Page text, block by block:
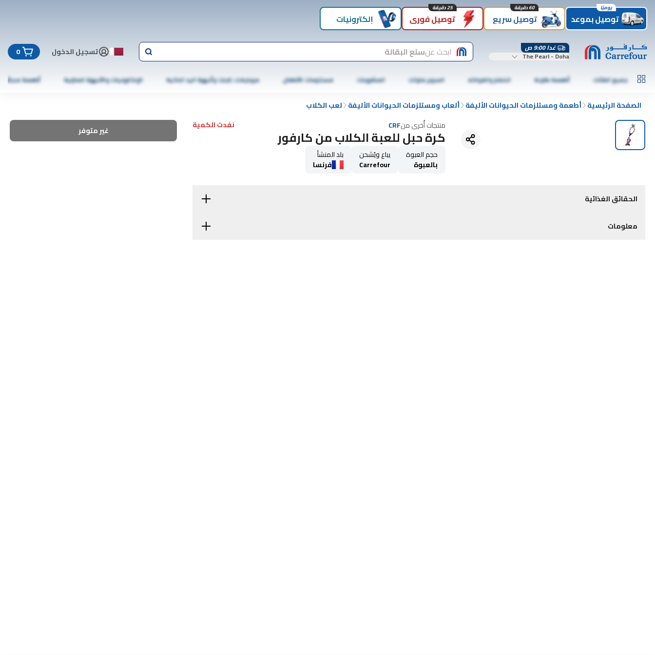
توصيل بموعد
يوميًا
توصيل سريع
60 دقيقة
توصيل فوري
25 دقيقة
إلكترونيات
غدا 9:00 ص
The Pearl - Doha ابحث عنسلع البقالة تسجيل الدخول 0
جميع الفئات أطعمة طازجة الخضار والفواكه السوبر ماركت المشروبات مستلزمات الأطفال موبايلات، تابلت وأجهزة اليد الذكية الإلكترونيات والأجهزة المنزلية أطعمة مجمّدة
الصفحة الرئيسية أطعمة ومستلزمات الحيوانات الأليفة ألعاب ومستلزمات الحيوانات الأليفة لعب الكلاب
منتجات أُخرى منCRF نفدت الكمية
كرة حبل للعبة الكلاب من كارفور
حجم العبوة
بالعبوة
يباع ويُشحن
Carrefour
بلد المنشأ
فرنسا
غير متوفر
الحقائق الغذائية
معلومات